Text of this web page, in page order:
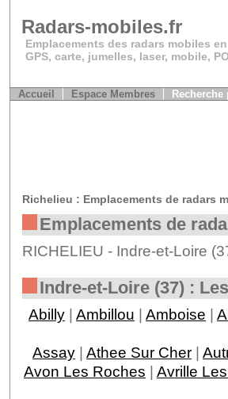
Radars-mobiles.fr
Emplacements des radars mobiles
GPS, carte, jumelles, laser, mobile,
Accueil Espace Membres
Richelieu : Emplacements de radars
Emplacements de
RICHELIEU - Indre-et-Loire
Indre-et-Loire (37) :
Abilly | Ambillou | Amboise |
Assay | Athee Sur Cher |
Avon Les Roches | Avrille